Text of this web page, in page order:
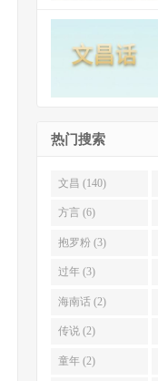
热门搜索
文昌 (140)
方言 (6)
抱罗粉 (3)
过年 (3)
海南话 (2)
传说 (2)
童年 (2)